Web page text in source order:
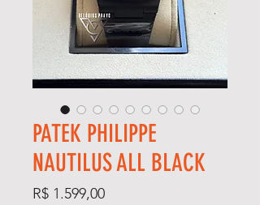
PATEK PHILIPPE
NAUTILUS ALL BLACK
R$ 1.599,00Preço